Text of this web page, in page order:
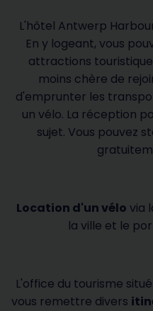
L'hôtel Antwerp
En y logeant, vous
attractions
moins chère de
d'emprunter les
un vélo. La réception
sujet. Vous pouvez
Location d'un vélo via
la ville et le
L'office du tourisme
vous remettre divers